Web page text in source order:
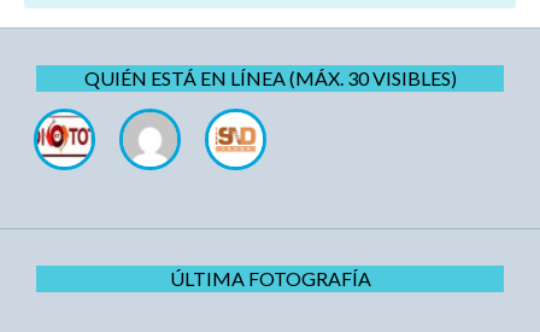
QUIÉN ESTÁ EN LÍNEA (MÁX. 30 VISIBLES)
ÚLTIMA FOTOGRAFÍA